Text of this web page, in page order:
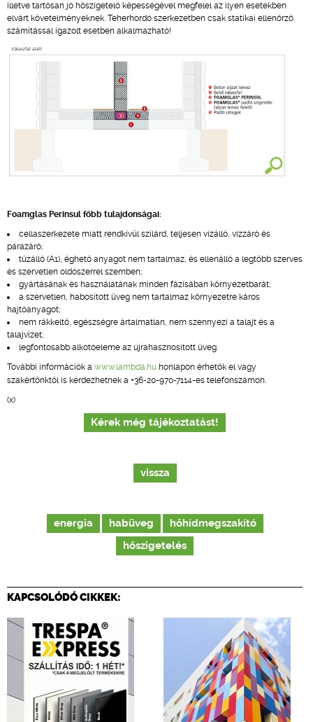
illetve tartósan jó hőszigetelő képességével megfelel az ilyen esetekben
elvárt követelményeknek. Teherhordó szerkezetben csak statikai ellenőrző
számítással igazolt esetben alkalmazható!
Foamglas Perinsul főbb tulajdonságai:
cellaszerkezete miatt rendkívül szilárd, teljesen vízálló, vízzáró és
párazáró;
tűzálló (A1), éghető anyagot nem tartalmaz, és ellenálló a legtöbb szerves
és szervetlen oldószerrel szemben;
gyártásának és használatának minden fázisában környezetbarát;
a szervetlen, habosított üveg nem tartalmaz környezetre káros
hajtóanyagot;
nem rákkeltő, egészségre ártalmatlan, nem szennyezi a talajt és a
talajvizet;
legfontosabb alkotóeleme az újrahasznosított üveg.
További információk a www.lambda.hu honlapon érhetők el vagy
szakértőnktől is kérdezhetnek a +36-20-970-7114-es telefonszámon.
(x)
Kérek még tájékoztatást!
vissza
energia habüveg
hőhídmegszakító
hőszigetelés
KAPCSOLÓDÓ CIKKEK: